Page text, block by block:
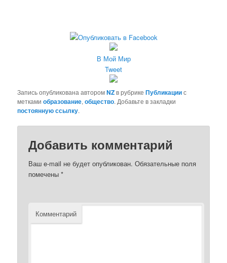
В Мой Мир
Tweet
Запись опубликована авторомNZв рубрикеПубликациис
меткамиобразование,общество. Добавьте в закладки
постоянную ссылку.
Добавить комментарий
Ваш e-mail не будет опубликован. Обязательные поля
помечены*
Комментарий